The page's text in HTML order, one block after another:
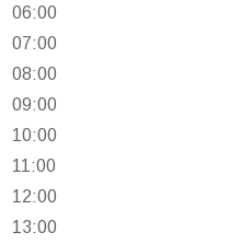
06:00
07:00
08:00
09:00
10:00
11:00
12:00
13:00